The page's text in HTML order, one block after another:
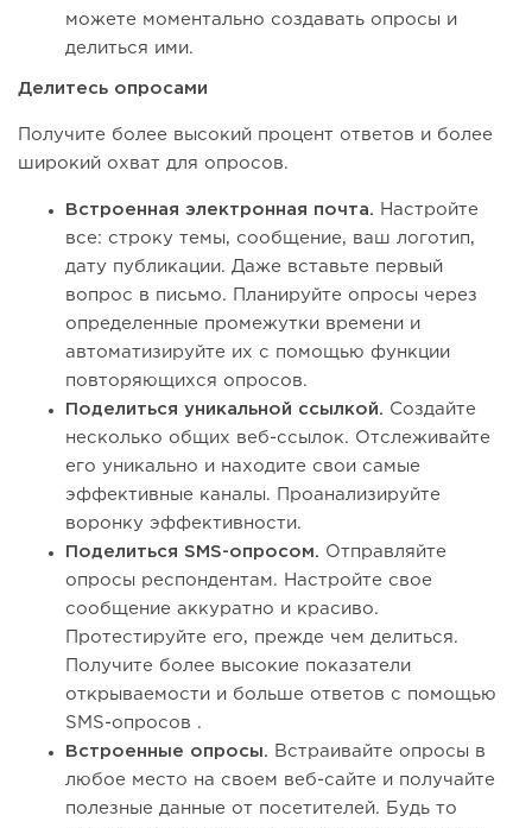
можете моментально создавать опросы и
делиться ими.
Делитесь опросами
Получите более высокий процент ответов и более
широкий охват для опросов.
Встроенная электронная почта.
Настройте
все: строку темы, сообщение, ваш логотип,
дату публикации. Даже вставьте первый
вопрос в письмо. Планируйте опросы через
определенные промежутки времени и
автоматизируйте их с помощью функции
повторяющихся опросов.
Поделиться уникальной ссылкой. Создайте
несколько общих веб-ссылок. Отслеживайте
его уникально и находите свои самые
эффективные каналы. Проанализируйте
воронку эффективности.
Поделиться SMS-опросом. Отправляйте
опросы респондентам. Настройте свое
сообщение аккуратно и красиво.
Протестируйте его, прежде чем делиться.
Получите более высокие показатели
открываемости и больше ответов с помощью
SMS-опросов .
Встроенные опросы.
Встраивайте опросы в
любое место на своем веб-сайте и получайте
полезные данные от посетителей. Будь то